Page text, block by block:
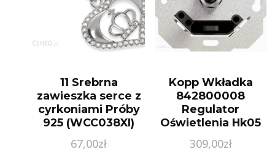
11 Srebrna
zawieszka serce z
cyrkoniami Próby
925 (WCC038XI)
67,00zł
Kopp Wkładka
842800008
Regulator
Oświetlenia Hk05
309,00zł